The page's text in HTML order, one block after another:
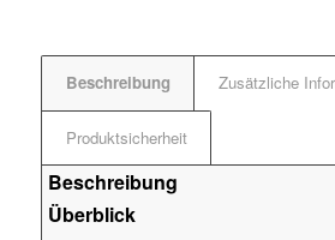
Beschreibung Zusätzliche
Produktsicherheit
Beschreibung
Überblick